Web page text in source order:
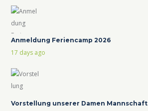
Anmeldung Feriencamp 2026
17 days ago
Vorstellung unserer Damen Mannschaft